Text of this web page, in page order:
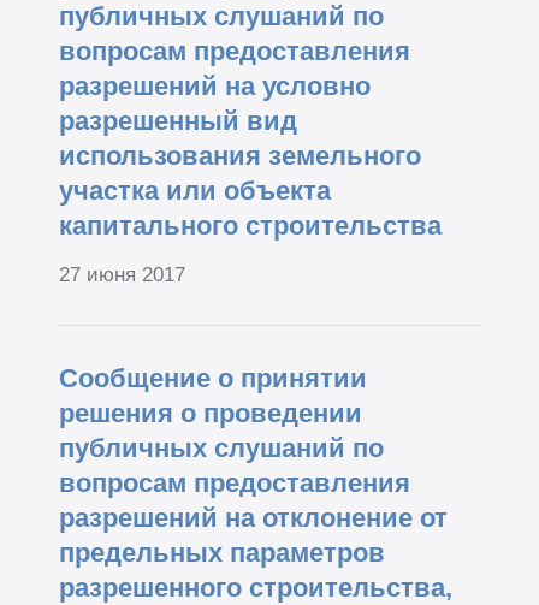
публичных слушаний по
вопросам предоставления
разрешений на условно
разрешенный вид
использования земельного
участка или объекта
капитального строительства
27 июня 2017
Сообщение о принятии
решения о проведении
публичных слушаний по
вопросам предоставления
разрешений на отклонение от
предельных параметров
разрешенного строительства,